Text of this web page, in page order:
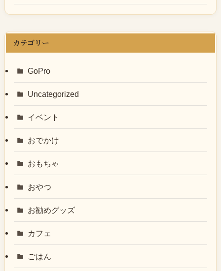
カテゴリー
GoPro
Uncategorized
イベント
おでかけ
おもちゃ
おやつ
お勧めグッズ
カフェ
ごはん